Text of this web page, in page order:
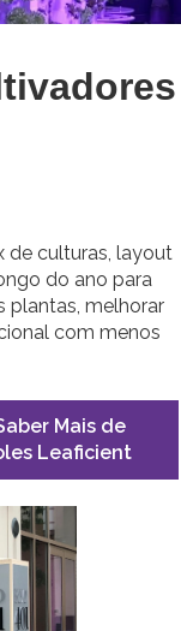
de culturas, layout
do ano para
plantas, melhorar
com menos
Mais de
Leaficient